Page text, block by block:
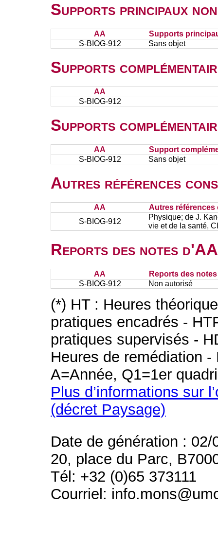
Supports principaux
AA
Supports
S-BIOG-912
Sans objet
Supports
AA
S-BIOG-912
Supports
AA
Support
S-BIOG-912
Sans objet
Autres références
AA
Autres références
S-BIOG-912
Physique; de J.
vie et de la santé,
Reports des notes
AA
Reports des
S-BIOG-912
Non autorisé
(*) HT : Heures
pratiques encadrés -
pratiques supervisés -
Heures de remédiation
A=Année, Q1=1er
Plus d’informations sur
(décret Paysage)
Date de génération : 02/
20, place du Parc,
Tél: +32 (0)65 373111
Courriel: